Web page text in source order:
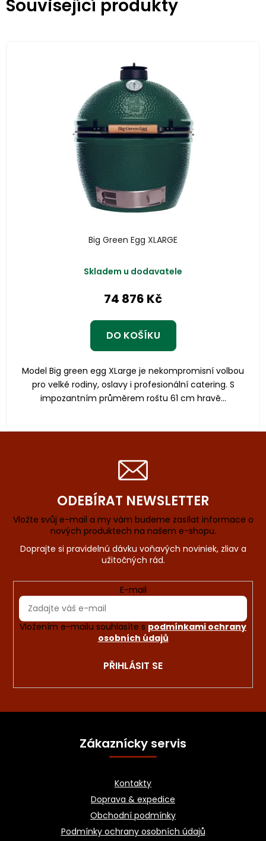
Související produkty
Big Green Egg XLARGE
Skladem u dodavatele
74 876 Kč
DO KOŠÍKU
Model Big green egg XLarge je nekompromisní volbou
pro velké rodiny, oslavy i profesionální catering. S
impozantním průměrem roštu 61 cm hravě...
ODEBÍRAT NEWSLETTER
Vložte svůj e-mail a my vám budeme zasílat informace o
nových produktech na našem e-shopu.
E-mail
Vložením e-mailu souhlasíte s podmínkami ochrany
osobních údajů
PŘIHLÁSIT SE
Z
Zákaznícky servis
Kontakty
Doprava & expedice
Obchodní podmínky
Podmínky ochrany osobních údajů